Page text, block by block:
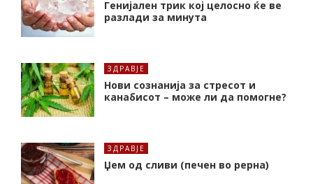
Генијален трик кој целосно ќе ве
разлади за минута
ЗДРАВЈЕ
Нови сознанија за стресот и
канабисот – може ли да помогне?
ЗДРАВЈЕ
Џем од сливи (печен во рерна)